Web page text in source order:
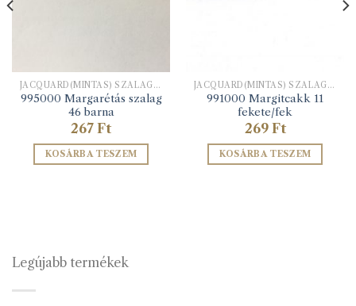
JACQUARD(MINTÁS) SZALAGOK
995000 Margarétás szalag
46 barna
267 Ft
KOSÁRBA TESZEM
JACQUARD(MINTÁS) SZALAGOK
991000 Margitcakk 11
fekete/fek
269 Ft
KOSÁRBA TESZEM
Legújabb termékek